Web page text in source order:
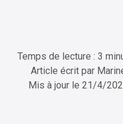
Temps de lecture : 3
Article écrit par
Mis à jour le 21/4/